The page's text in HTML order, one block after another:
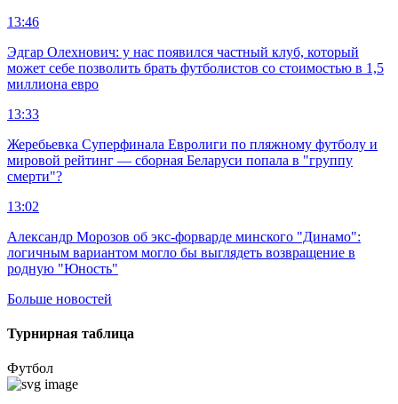
13:46
Эдгар Олехнович: у нас появился частный клуб, который
может себе позволить брать футболистов со стоимостью в 1,5
миллиона евро
13:33
Жеребьевка Суперфинала Евролиги по пляжному футболу и
мировой рейтинг — сборная Беларуси попала в "группу
смерти"?
13:02
Александр Морозов об экс-форварде минского "Динамо":
логичным вариантом могло бы выглядеть возвращение в
родную "Юность"
Больше новостей
Турнирная таблица
Футбол